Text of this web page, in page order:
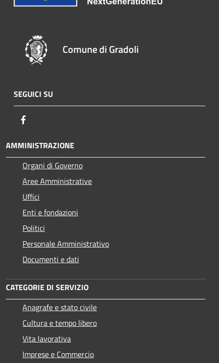
Comune di Gradoli
SEGUICI SU
AMMINISTRAZIONE
Organi di Governo
Aree Amministrative
Uffici
Enti e fondazioni
Politici
Personale Amministrativo
Documenti e dati
CATEGORIE DI SERVIZIO
Anagrafe e stato civile
Cultura e tempo libero
Vita lavorativa
Imprese e Commercio